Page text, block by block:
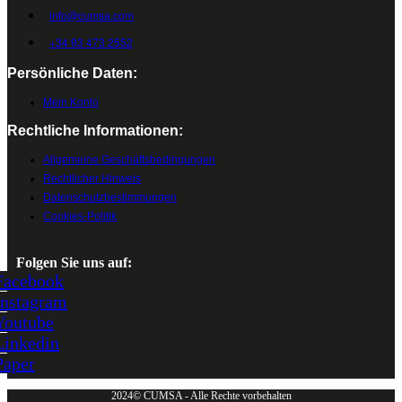
info@cumsa.com
+34 93 473 2552
Persönliche Daten:
Mein Konto
Rechtliche Informationen:
Allgemeine Geschäftsbedingungen
Rechtlicher Hinweis
Datenschutzbestimmungen
Cookies-Politik
Folgen Sie uns auf:
2024© CUMSA - Alle Rechte vorbehalten